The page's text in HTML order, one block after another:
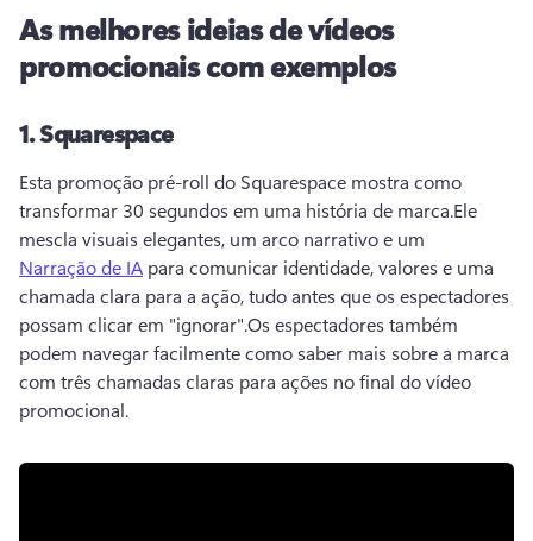
As melhores ideias de vídeos
promocionais com exemplos
1.Squarespace
Esta promoção pré-roll do Squarespace mostra como
transformar 30 segundos em uma história de marca.Ele
mescla visuais elegantes, um arco narrativo e um
Narração de IA para comunicar identidade, valores e uma
chamada clara para a ação, tudo antes que os espectadores
possam clicar em "ignorar".Os espectadores também
podem navegar facilmente como saber mais sobre a marca
com três chamadas claras para ações no final do vídeo
promocional.